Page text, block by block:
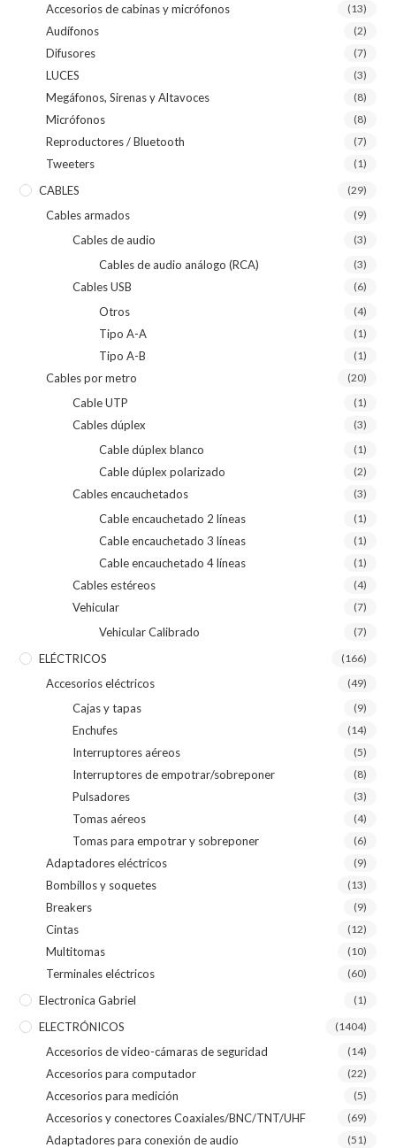
Accesorios de cabinas y micrófonos (13)
Audífonos (2)
Difusores (7)
LUCES (3)
Megáfonos, Sirenas y Altavoces (8)
Micrófonos (8)
Reproductores / Bluetooth (7)
Tweeters (1)
CABLES (29)
Cables armados (9)
Cables de audio (3)
Cables de audio análogo (RCA) (3)
Cables USB (6)
Otros (4)
Tipo A-A (1)
Tipo A-B (1)
Cables por metro (20)
Cable UTP (1)
Cables dúplex (3)
Cable dúplex blanco (1)
Cable dúplex polarizado (2)
Cables encauchetados (3)
Cable encauchetado 2 líneas (1)
Cable encauchetado 3 líneas (1)
Cable encauchetado 4 líneas (1)
Cables estéreos (4)
Vehicular (7)
Vehicular Calibrado (7)
ELÉCTRICOS (166)
Accesorios eléctricos (49)
Cajas y tapas (9)
Enchufes (14)
Interruptores aéreos (5)
Interruptores de empotrar/sobreponer (8)
Pulsadores (3)
Tomas aéreos (4)
Tomas para empotrar y sobreponer (6)
Adaptadores eléctricos (9)
Bombillos y soquetes (13)
Breakers (9)
Cintas (12)
Multitomas (10)
Terminales eléctricos (60)
Electronica Gabriel (1)
ELECTRÓNICOS (1404)
Accesorios de video-cámaras de seguridad (14)
Accesorios para computador (22)
Accesorios para medición (5)
Accesorios y conectores Coaxiales/BNC/TNT/UHF (69)
Adaptadores para conexión de audio (51)